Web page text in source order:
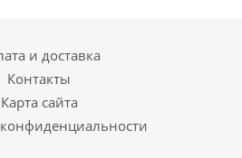
и доставка
Контакты
Карта сайта